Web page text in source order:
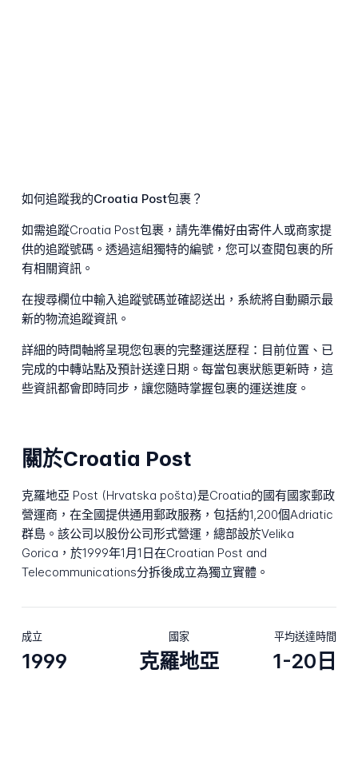
如何追蹤我的Croatia Post包裹？
如需追蹤Croatia Post包裹，請先準備好由寄件人或商家提
供的追蹤號碼。透過這組獨特的編號，您可以查閱包裹的所
有相關資訊。
在搜尋欄位中輸入追蹤號碼並確認送出，系統將自動顯示最
新的物流追蹤資訊。
詳細的時間軸將呈現您包裹的完整運送歷程：目前位置、已
完成的中轉站點及預計送達日期。每當包裹狀態更新時，這
些資訊都會即時同步，讓您隨時掌握包裹的運送進度。
關於Croatia Post
克羅地亞 Post (Hrvatska pošta)是Croatia的國有國家郵政
營運商，在全國提供通用郵政服務，包括約1,200個Adriatic
群島。該公司以股份公司形式營運，總部設於Velika
Gorica，於1999年1月1日在Croatian Post and
Telecommunications分拆後成立為獨立實體。
成立
1999
國家
克羅地亞
平均送達時間
1-20日